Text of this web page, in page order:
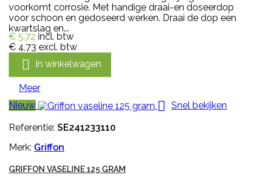
voorkomt corrosie. Met handige draai-en doseerdop
voor schoon en gedoseerd werken. Draai de dop een
kwartslag en...
€ 5,72 incl. btw
€ 4,73 excl. btw
 In winkelwagen
Meer
Nieuw

Snel bekijken
Referentie: SE241233110
Merk: Griffon
GRIFFON VASELINE 125 GRAM